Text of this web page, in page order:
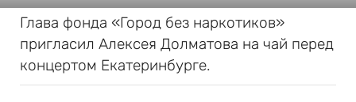
Глава фонда «Город без наркотиков»
пригласил Алексея Долматова на чай перед
концертом Екатеринбурге.